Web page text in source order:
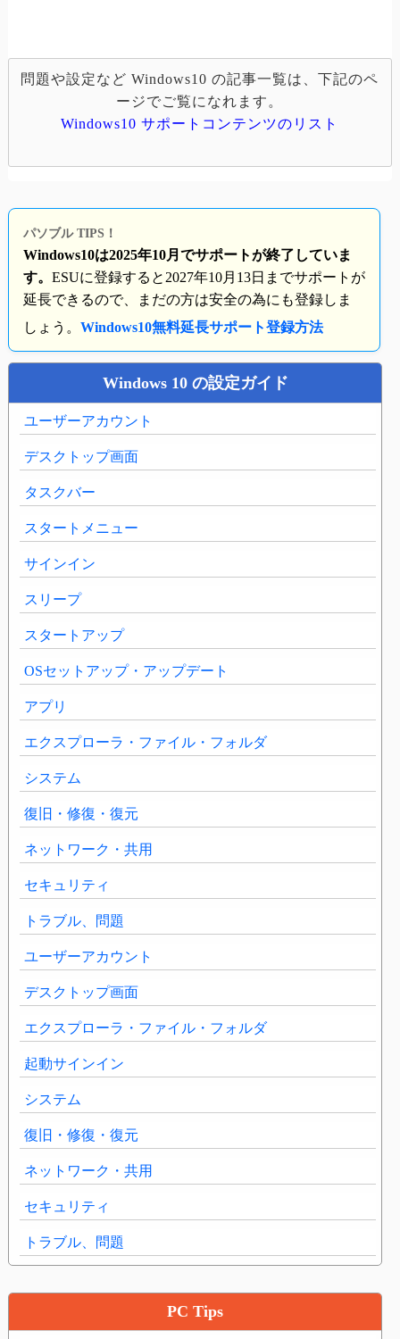
問題や設定など Windows10 の記事一覧は、下記のペ
ージでご覧になれます。
Windows10 サポートコンテンツのリスト
パソブル TIPS！
Windows10は2025年10月でサポートが終了していま
す。 ESUに登録すると2027年10月13日までサポートが
延長できるので、まだの方は安全の為にも登録しま
しょう。 Windows10無料延長サポート登録方法
Windows 10 の設定ガイド
ユーザーアカウント
デスクトップ画面
タスクバー
スタートメニュー
サインイン
スリープ
スタートアップ
OSセットアップ・アップデート
アプリ
エクスプローラ・ファイル・フォルダ
システム
復旧・修復・復元
ネットワーク・共用
セキュリティ
トラブル、問題
ユーザーアカウント
デスクトップ画面
エクスプローラ・ファイル・フォルダ
起動サインイン
システム
復旧・修復・復元
ネットワーク・共用
セキュリティ
トラブル、問題
PC Tips